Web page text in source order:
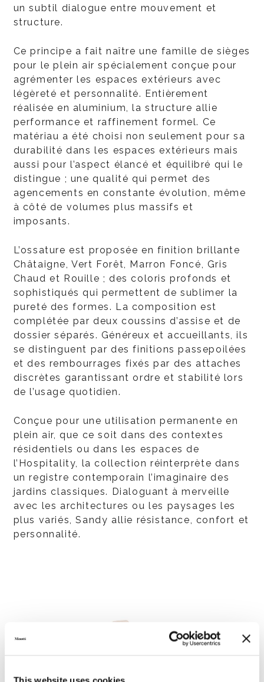
This website uses cookies
un subtil dialogue entre mouvement et
structure.
Ce principe a fait naître une famille de sièges
pour le plein air spécialement conçue pour
agrémenter les espaces extérieurs avec
légèreté et personnalité. Entièrement
réalisée en aluminium, la structure allie
performance et raffinement formel. Ce
matériau a été choisi non seulement pour sa
durabilité dans les espaces extérieurs mais
aussi pour l’aspect élancé et équilibré qui le
distingue ; une qualité qui permet des
agencements en constante évolution, même
à côté de volumes plus massifs et
imposants.
L’ossature est proposée en finition brillante
Châtaigne, Vert Forêt, Marron Foncé, Gris
Chaud et Rouille ; des coloris profonds et
sophistiqués qui permettent de sublimer la
pureté des formes. La composition est
complétée par deux coussins d’assise et de
dossier séparés. Généreux et accueillants, ils
se distinguent par des finitions passepoilées
et des rembourrages fixés par des attaches
discrètes garantissant ordre et stabilité lors
de l’usage quotidien.
Conçue pour une utilisation permanente en
plein air, que ce soit dans des contextes
résidentiels ou dans les espaces de
l’Hospitality, la collection réinterprète dans
un registre contemporain l’imaginaire des
jardins classiques. Dialoguant à merveille
avec les architectures ou les paysages les
plus variés, Sandy allie résistance, confort et
personnalité.